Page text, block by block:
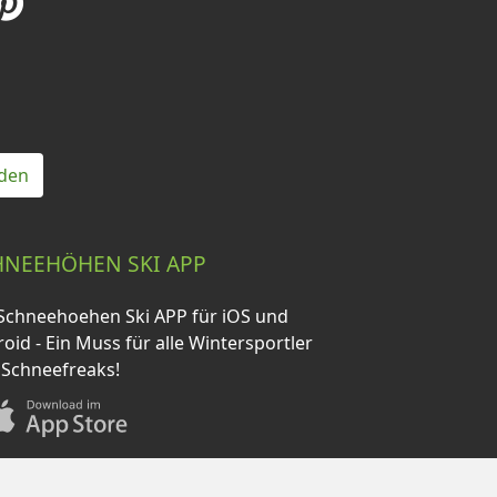
SKI APP
Ski APP für iOS und
- Ein Muss für alle Wintersportler